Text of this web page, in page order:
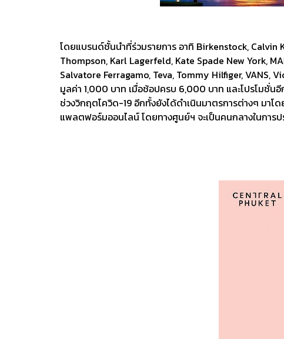
โดยแบรนด์ชั้นนำที่ร่วมรายการ อาทิ Birkenstock, Calvin
Thompson, Karl Lagerfeld, Kate Spade New York,
Salvatore Ferragamo, Teva, Tommy Hilfiger,
มูลค่า 1,000 บาท เมื่อช้อปครบ 6,000 บาท และโปรโมชั่น
ช่วงวิกฤตโควิด-19 อีกทั้งยังได้ดำเนินมาตรการต่างๆ มาโ
แพลตฟอร์มออนไลน์ โดยทางศูนย์ฯ จะเป็นคนกลางในการ